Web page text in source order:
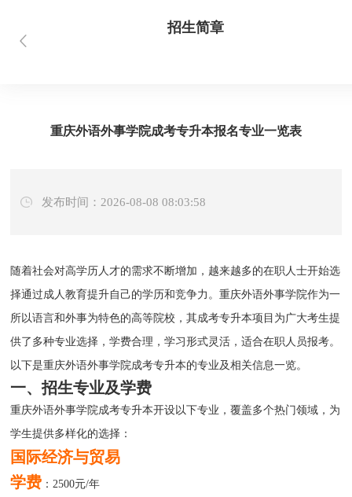
招生简章
重庆外语外事学院成考专升本报名专业一览表
发布时间：2026-08-08 08:03:58
随着社会对高学历人才的需求不断增加，越来越多的在职人士开始选
择通过成人教育提升自己的学历和竞争力。重庆外语外事学院作为一
所以语言和外事为特色的高等院校，其成考专升本项目为广大考生提
供了多种专业选择，学费合理，学习形式灵活，适合在职人员报考。
以下是重庆外语外事学院成考专升本的专业及相关信息一览。
一、招生专业及学费
重庆外语外事学院成考专升本开设以下专业，覆盖多个热门领域，为
学生提供多样化的选择：
国际经济与贸易
学费 ：2500元/年